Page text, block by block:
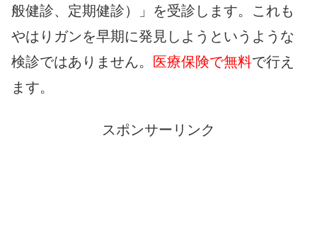
般健診、定期健診）」を受診します。これも
やはりガンを早期に発見しようというような
検診ではありません。 医療保険で無料で行え
ます。
スポンサーリンク